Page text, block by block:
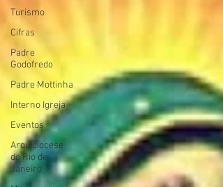
Turismo
Cifras
Padre
Godofredo
Padre Mottinha
Interno Igreja
Eventos
Arquidiocese
do Rio de
Janeiro